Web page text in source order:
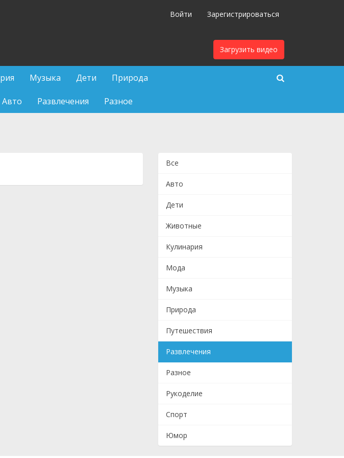
Войти Зарегистрироваться
Загрузить видео
Музыка Дети Природа
Авто Развлечения Разное
Все
Авто
Дети
Животные
Кулинария
Мода
Музыка
Природа
Путешествия
Развлечения
Разное
Рукоделие
Спорт
Юмор